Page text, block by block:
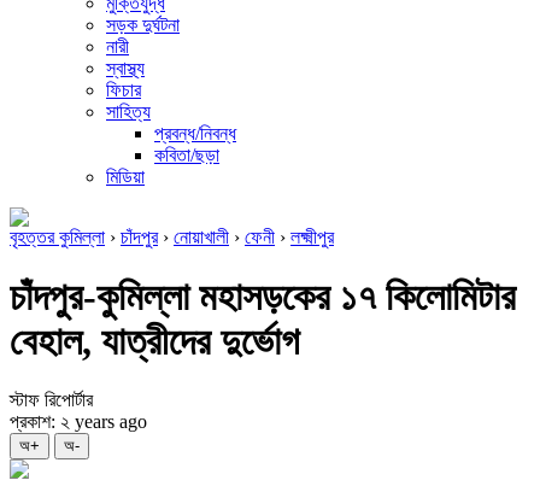
সড়ক দুর্ঘটনা
নারী
স্বাস্থ্য
ফিচার
সাহিত্য
প্রবন্ধ/নিবন্ধ
কবিতা/ছড়া
মিডিয়া
বৃহত্তর কুমিল্লা › চাঁদপুর› নোয়াখালী › ফেনী › লক্ষ্মীপুর
চাঁদপুর-কুমিল্লা মহাসড়কের ১৭ কিলোমিটার
বেহাল, যাত্রীদের দুর্ভোগ
স্টাফ রিপোর্টার
প্রকাশ: ২ years ago
অ+ অ-